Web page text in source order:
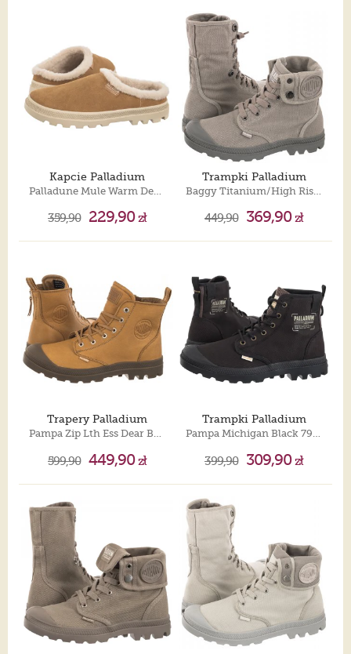
Kapcie Palladium
Palladune Mule Warm Dear Brown 74337-252-M
359,90 229,90zł
Trampki Palladium
Baggy Titanium/High Rise 92353-066-M
449,90 369,90zł
Trapery Palladium
Pampa Zip Lth Ess Dear Brown 76888-252-M
599,90 449,90zł
Trampki Palladium
Pampa Michigan Black 79496-008-M
399,90 309,90zł